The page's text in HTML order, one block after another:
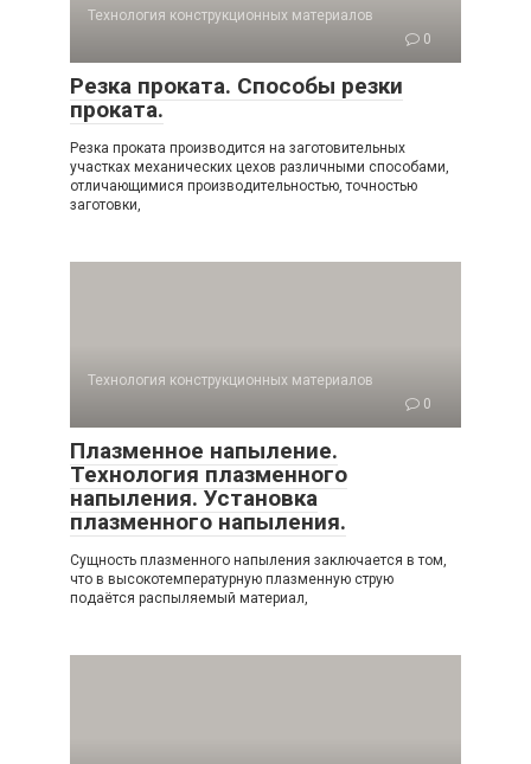
Технология конструкционных материалов
0
Резка проката. Способы резки
проката.
Резка проката производится на заготовительных
участках механических цехов различными способами,
отличающимися производительностью, точностью
заготовки,
Технология конструкционных материалов
0
Плазменное напыление.
Технология плазменного
напыления. Установка
плазменного напыления.
Сущность плазменного напыления заключается в том,
что в высокотемпературную плазменную струю
подаётся распыляемый материал,